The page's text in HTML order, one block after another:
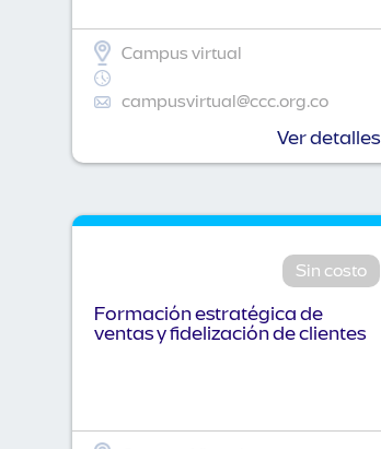
Campus virtual
campusvirtual@ccc.org.co
Ver detalles
Sin costo
Formación estratégica de
ventas y fidelización de clientes